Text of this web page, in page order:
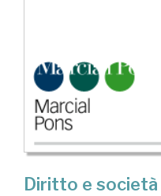
Diritto e società